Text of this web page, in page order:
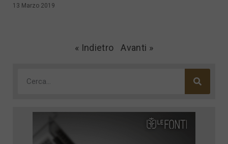
13 Marzo 2019
« Indietro Avanti »